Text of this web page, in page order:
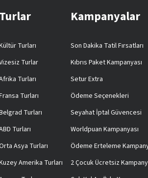
Turlar
Turları
Turlar
Turları
Turları
Turları
Turları
Asya Turları
Amerika Turları
Kampanyalar
Son Dakika Tatil Fırsatları
Kıbrıs Paket Kampanyası
Setur Extra
Ödeme Seçenekleri
Seyahat İptal Güvencesi
Worldpuan Kampanyası
Ödeme Erteleme
2 Çocuk Ücretsiz